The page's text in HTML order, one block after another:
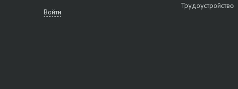
Войти
Трудоустройство